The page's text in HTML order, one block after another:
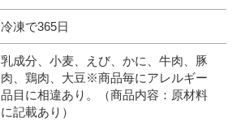
冷凍で365日
乳成分、小麦、えび、かに、牛肉、豚
肉、鶏肉、大豆※商品毎にアレルギー
品目に相違あり。（商品内容：原材料
に記載あり）